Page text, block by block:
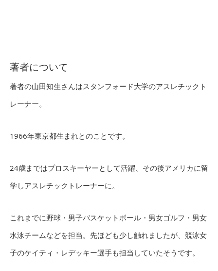
著者について
著者の山田知生さんはスタンフォード大学のアスレチックト
レーナー。
1966年東京都生まれとのことです。
24歳まではプロスキーヤーとして活躍、その後アメリカに留
学しアスレチックトレーナーに。
これまでに野球・男子バスケットボール・男女ゴルフ・男女
水泳チームなどを担当。先ほども少し触れましたが、競泳女
子のケイティ・レデッキー選手も担当していたそうです。